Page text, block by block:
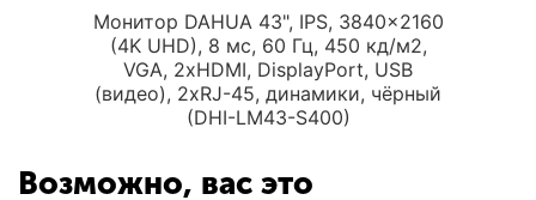
Монитор DAHUA 43", IPS, 3840x2160
(4K UHD), 8 мс, 60 Гц, 450 кд/м2,
VGA, 2xHDMI, DisplayPort, USB
(видео), 2xRJ-45, динамики, чёрный
(DHI-LM43-S400)
Возможно, вас это